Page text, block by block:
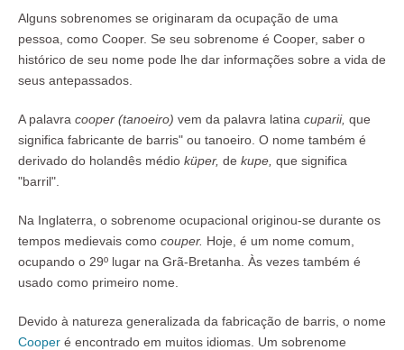
Alguns sobrenomes se originaram da ocupação de uma
pessoa, como Cooper. Se seu sobrenome é Cooper, saber o
histórico de seu nome pode lhe dar informações sobre a vida de
seus antepassados.
A palavra cooper (tanoeiro) vem da palavra latina cuparii, que
significa fabricante de barris" ou tanoeiro. O nome também é
derivado do holandês médio küper, de kupe, que significa
"barril".
Na Inglaterra, o sobrenome ocupacional originou-se durante os
tempos medievais como couper. Hoje, é um nome comum,
ocupando o 29º lugar na Grã-Bretanha. Às vezes também é
usado como primeiro nome.
Devido à natureza generalizada da fabricação de barris, o nome
Cooper é encontrado em muitos idiomas. Um sobrenome